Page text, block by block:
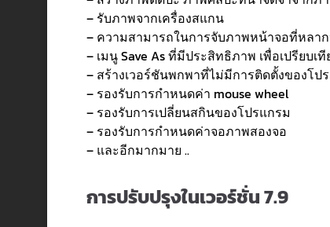
– รับภาพจากเครื่องสแกน
– ความสามารถในการจับภาพหน้าจอที่หลา
– เมนู Save As ที่มีประสิทธิภาพ เพื่อเปรีย
– สร้างเวอร์ชันพกพาที่ไม่มีการติดตั้งของโ
– รองรับการกำหนดค่า mouse wheel
– รองรับการเปลี่ยนสกินของโปรแกรม
– รองรับการกำหนดค่าจอภาพสองจอ
– และอีกมากมาย ..
การปรับปรุงในเวอร์ชั่น 7.9